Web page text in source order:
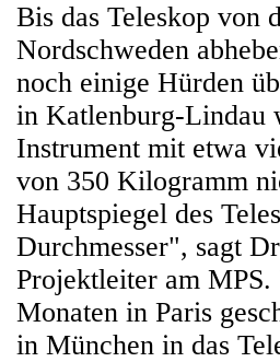
Bis das Teleskop von
Nordschweden
noch einige Hürden
in Katlenburg-Lindau
Instrument mit etwa
von 350 Kilogramm
Hauptspiegel des
Durchmesser", sagt
Projektleiter am
Monaten in Paris
in München in das